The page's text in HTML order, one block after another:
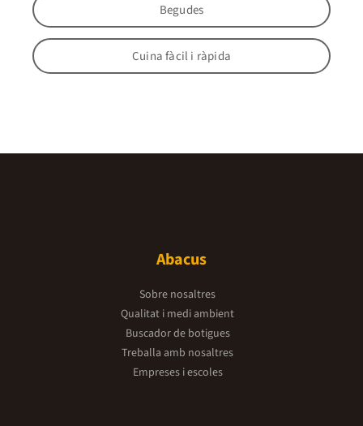
Begudes
Cuina fàcil i ràpida
Abacus
Sobre nosaltres
Qualitat i medi ambient
Buscador de botigues
Treballa amb nosaltres
Empreses i escoles